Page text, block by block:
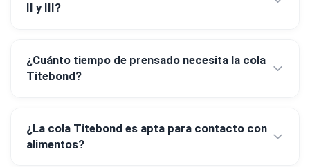
II y III?
¿Cuánto tiempo de prensado necesita la cola
Titebond?
¿La cola Titebond es apta para contacto con
alimentos?